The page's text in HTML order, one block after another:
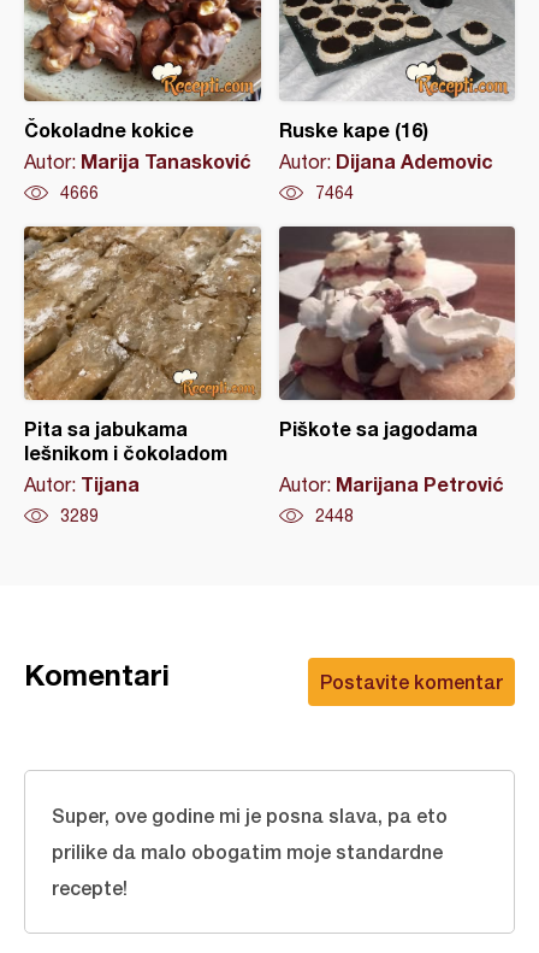
Čokoladne kokice
Autor: Marija Tanasković
4666
Ruske kape (16)
Autor: Dijana Ademovic
7464
Pita sa jabukama
lešnikom i čokoladom
Autor: Tijana
3289
Piškote sa jagodama
Autor: Marijana Petrović
2448
Postavite komentar
Komentari
Super, ove godine mi je posna slava, pa eto
prilike da malo obogatim moje standardne
recepte!